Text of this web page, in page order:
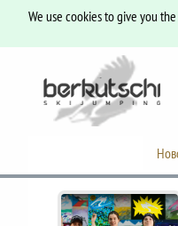
We use cookies to give you